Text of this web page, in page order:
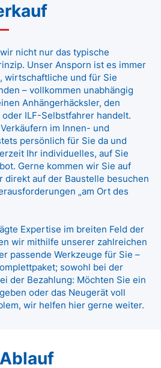
nicht nur das typische
Unser Ansporn ist es immer
wirtschaftliche und für Sie
– vollkommen unabhängig
Anhängerhäcksler, den
ILF-Selbstfahrer handelt.
im Innen- und
persönlich für Sie da und
Ihr individuelles, auf Sie
Gerne kommen wir Sie auf
direkt auf der Baustelle besuchen
„am Ort des
Expertise im breiten Feld der
wir mithilfe unserer zahlreichen
passende Werkzeuge für Sie –
sowohl bei der
der Bezahlung: Möchten Sie ein
oder das Neugerät voll
wir helfen hier gerne weiter.
Ablauf